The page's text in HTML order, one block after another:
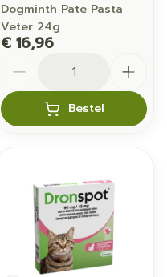
Dogminth Pate Pasta
Veter 24g
€ 16,96
Bestel